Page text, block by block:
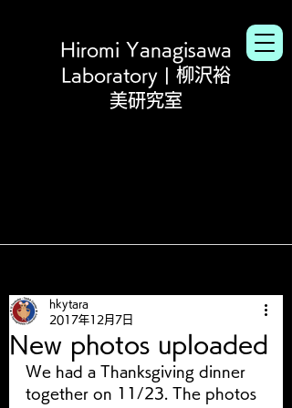
Hiromi Yanagisawa
Laboratory | 柳沢裕
美研究室
New photos uploaded
hkytara
2017年12月7日
We had a Thanksgiving dinner
together on 11/23. The photos